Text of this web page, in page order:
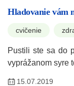
Hladovanie vám
cvičenie
Pustili ste sa do
vyprážanom syre
15.07.2019